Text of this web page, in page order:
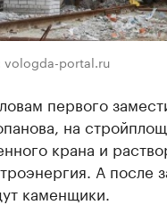
vologda-portal.ru
первого
на
крана и
А после
каменщики.